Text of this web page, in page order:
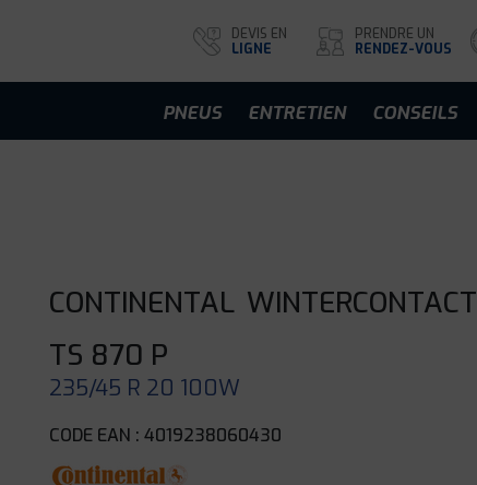
DEVIS EN
LIGNE
PRENDRE UN
RENDEZ-VOUS
PNEUS ENTRETIEN CONSEILS
CONTINENTAL WINTERCONTACT
TS 870 P
235/45 R 20 100W
CODE EAN : 4019238060430